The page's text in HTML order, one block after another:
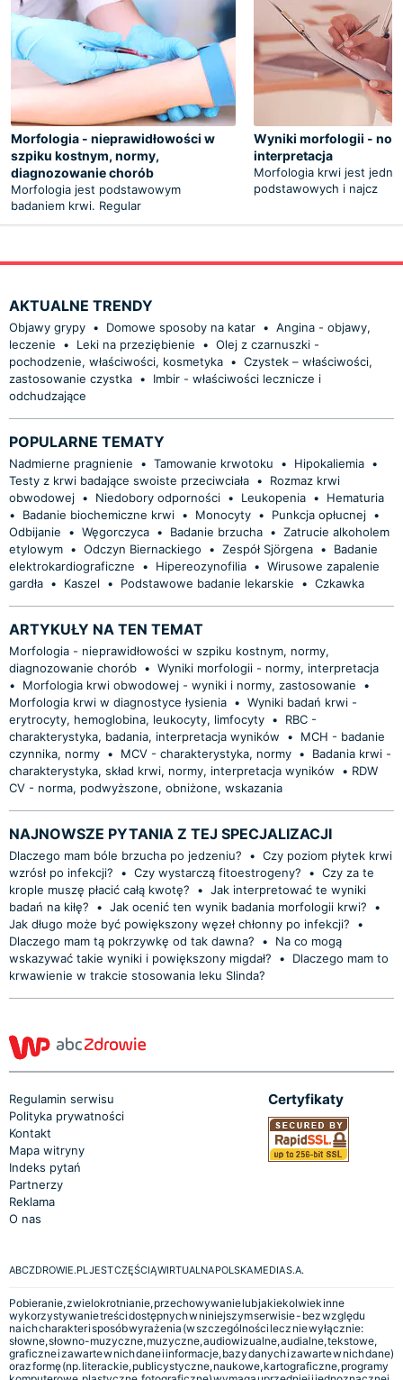
Morfologia - nieprawidłowości w
szpiku kostnym, normy,
diagnozowanie chorób
Morfologia jest podstawowym
badaniem krwi. Regular
Wyniki morfologii -
interpretacja
Morfologia krwi jest
podstawowych i najcz
AKTUALNE TRENDY
Objawy grypy • Domowe sposoby na katar • Angina - objawy,
leczenie
• Leki na przeziębienie • Olej z czarnuszki -
pochodzenie, właściwości, kosmetyka • Czystek – właściwości,
zastosowanie czystka •
Imbir - właściwości lecznicze i
odchudzające
POPULARNE TEMATY
Nadmierne pragnienie • Tamowanie krwotoku • Hipokaliemia •
Testy z krwi badające swoiste przeciwciała •
Rozmaz krwi
obwodowej • Niedobory odporności • Leukopenia •
Hematuria
•
Badanie biochemiczne krwi • Monocyty • Punkcja opłucnej •
Odbijanie
• Węgorczyca • Badanie brzucha • Zatrucie alkoholem
etylowym • Odczyn Biernackiego • Zespół Sjörgena •
Badanie
elektrokardiograficzne
• Hipereozynofilia • Wirusowe zapalenie
gardła • Kaszel • Podstawowe badanie lekarskie • Czkawka
ARTYKUŁY NA TEN TEMAT
Morfologia - nieprawidłowości w szpiku kostnym, normy,
diagnozowanie chorób • Wyniki morfologii - normy, interpretacja
•
Morfologia krwi obwodowej - wyniki i normy, zastosowanie
•
Morfologia krwi w diagnostyce łysienia • Wyniki badań krwi -
erytrocyty, hemoglobina, leukocyty, limfocyty •
RBC -
charakterystyka, badania, interpretacja wyników
•
MCH - badanie
czynnika, normy • MCV - charakterystyka, normy •
Badania krwi -
charakterystyka, skład krwi, normy, interpretacja wyników
• ​RDW
CV - norma, podwyższone, obniżone, wskazania
NAJNOWSZE PYTANIA Z TEJ SPECJALIZACJI
Dlaczego mam bóle brzucha po jedzeniu? • Czy poziom płytek krwi
wzrósł po infekcji?
• Czy wystarczą fitoestrogeny? • Czy za te
krople muszę płacić całą kwotę?
• Jak interpretować te wyniki
badań na kiłę?
• Jak ocenić ten wynik badania morfologii krwi?
•
Jak długo może być powiększony węzeł chłonny po infekcji?
•
Dlaczego mam tą pokrzywkę od tak dawna?
•
Na co mogą
wskazywać takie wyniki i powiększony migdał?
•
Dlaczego mam to
krwawienie w trakcie stosowania leku Slinda?
Regulamin serwisu
Polityka prywatności
Kontakt
Mapa witryny
Indeks pytań
Partnerzy
Reklama
O nas
Certyfikaty
ABCZDROWIE.PL JEST CZĘŚCIĄ WIRTUALNA POLSKA MEDIA S.A.
Pobieranie, zwielokrotnianie, przechowywanie lub jakiekolwiek inne
wykorzystywanie treści dostępnych w niniejszym serwisie - bez względu
na ich charakter i sposób wyrażenia (w szczególności lecz nie wyłącznie:
słowne, słowno-muzyczne, muzyczne, audiowizualne, audialne, tekstowe,
graficzne i zawarte w nich dane i informacje, bazy danych i zawarte w nich dane)
oraz formę (np. literackie, publicystyczne, naukowe, kartograficzne, programy